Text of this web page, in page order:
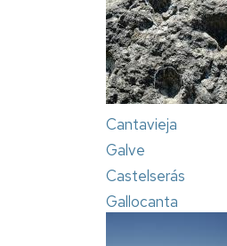
Cantavieja
Galve
Castelserás
Gallocanta